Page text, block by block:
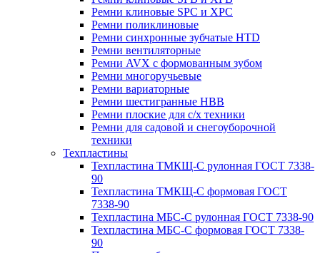
Ремни клиновые SPC и XPC
Ремни поликлиновые
Ремни синхронные зубчатые HTD
Ремни вентиляторные
Ремни AVX с формованным зубом
Ремни многоручьевые
Ремни вариаторные
Ремни шестигранные HBB
Ремни плоские для с/х техники
Ремни для садовой и снегоуборочной
техники
Техпластины
Техпластина ТМКЩ-С рулонная ГОСТ 7338-
90
Техпластина ТМКЩ-С формовая ГОСТ
7338-90
Техпластина МБС-С рулонная ГОСТ 7338-90
Техпластина МБС-С формовая ГОСТ 7338-
90